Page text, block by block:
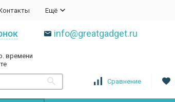
Ещё
времени
info@greatgadget.ru
Сравнение